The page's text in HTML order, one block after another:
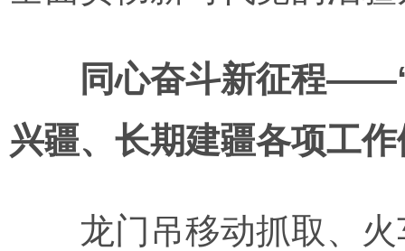
同心奋斗新征程
兴疆、长期建疆各项工
龙门吊移动抓取、火